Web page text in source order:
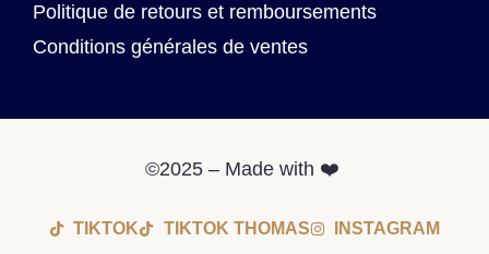
Politique de retours et remboursements
Conditions générales de ventes
©2025 – Made with ❤️
TIKTOK TIKTOK THOMAS INSTAGRAM